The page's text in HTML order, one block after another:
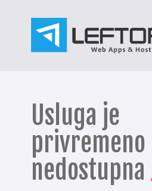
Usluga je
privremeno
nedostupna